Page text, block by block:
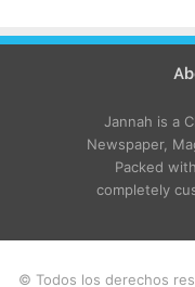
Jannah is a
Newspaper,
Packed
completely
© Todos los derechos